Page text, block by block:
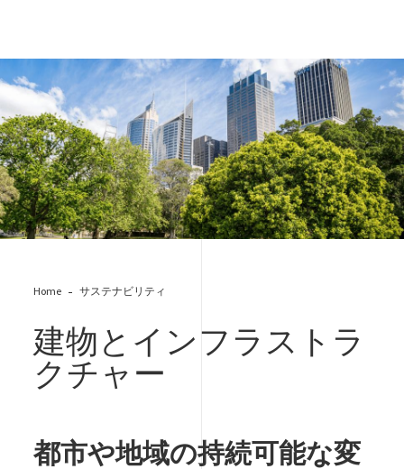
shutterstock_green_city.png
Home サステナビリティ
建物とインフラストラ
クチャー
都市や地域の持続可能な変